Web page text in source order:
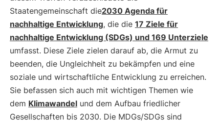
Staatengemeinschaft die2030 Agenda für
nachhaltige Entwicklung, die die 17 Ziele für
nachhaltige Entwicklung (SDGs) und 169 Unterziele
umfasst. Diese Ziele zielen darauf ab, die Armut zu
beenden, die Ungleichheit zu bekämpfen und eine
soziale und wirtschaftliche Entwicklung zu erreichen.
Sie befassen sich auch mit wichtigen Themen wie
dem Klimawandel und dem Aufbau friedlicher
Gesellschaften bis 2030. Die MDGs/SDGs sind